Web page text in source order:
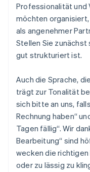
Professionalität und
möchten
als angenehmer
Stellen Sie zunächst
gut strukturiert ist.
Auch die Sprache,
trägt zur Tonalität
sich bitte an uns,
Rechnung haben“
Tagen fällig“. Wir
Bearbeitung“ sind
wecken die
oder zu lässig zu